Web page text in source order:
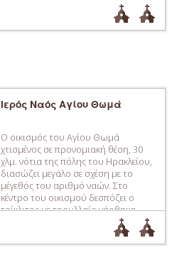
κόγχες, ενώ με μικρότερες κόγχες στο
πάχος του τοίχου διαμορφώνονται η
πρόθεση και το διακονικό. Το δυτικό
Ιερός Ναός Αγίου Θωμά
Ο οικισμός του Αγίου Θωμά
χτισμένος σε προνομιακή θέση, 30
χλμ. νότια της πόλης του Ηρακλείου,
διασώζει μεγάλο σε σχέση με το
μέγεθός του αριθμό ναών. Στο
κέντρο του οικισμού δεσπόζει ο
τρίκλιτος με τρουλλαίο νάρθηκα
ναός του Αγίου Θωμά από τον οποίο
πήρε ο οικισμός το όνομά του. Ο
αρχιτεκτονικός τύπος του ναού,